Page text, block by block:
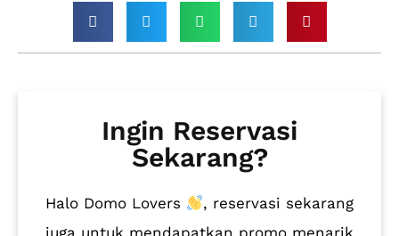
Ingin Reservasi
Sekarang?
Halo Domo Lovers
, reservasi sekarang